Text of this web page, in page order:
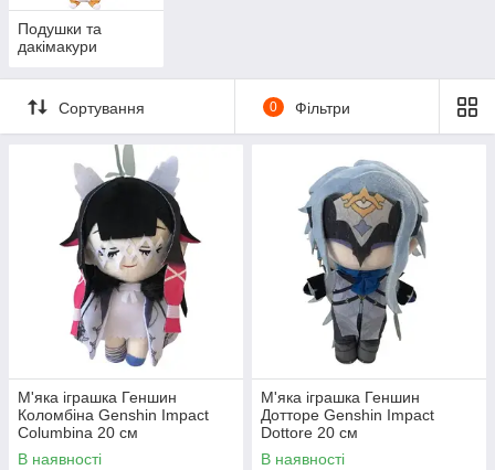
Подушки та
дакімакури
Сортування 0 Фільтри
М'яка іграшка Геншин
Коломбіна Genshin Impact
Columbina 20 см
В наявності
М'яка іграшка Геншин
Дотторе Genshin Impact
Dottore 20 см
В наявності